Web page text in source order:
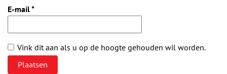
E-mail*
Vink dit aan als u op de hoogte gehouden wil worden.